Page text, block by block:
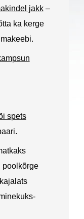
jakk–
ka kerge
.
spets
poolkõrge